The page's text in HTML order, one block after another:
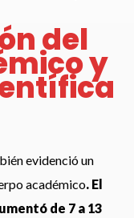
del
y
evidenció un
académico. El
de 7 a 13